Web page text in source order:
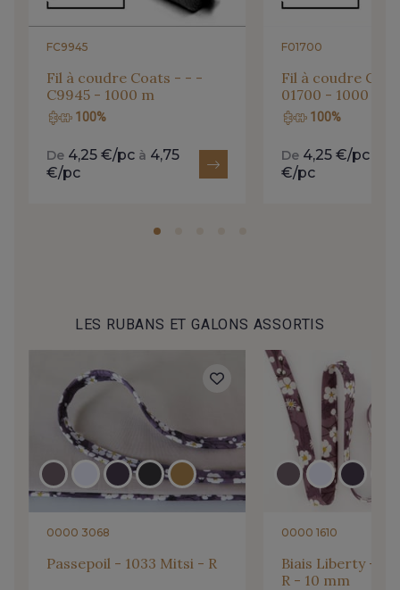
FC9945
Fil à coudre Coats - - -
C9945 - 1000 m
100%
De 4,25 €/pc à 4,75
€/pc
F01700
Fil à coudre
01700 - 1000 m
100%
De 4,25 €/pc
€/pc
LES RUBANS ET GALONS ASSORTIS
0000 3068
Passepoil - 1033 Mitsi - R
0000 1610
Biais Liberty -
R - 10 mm